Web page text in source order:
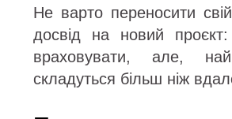
Не варто переносити
досвід на новий
враховувати, але,
складуться більш ніж